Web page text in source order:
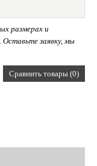
размерах и
заявку, мы
Сравнить товары (0)